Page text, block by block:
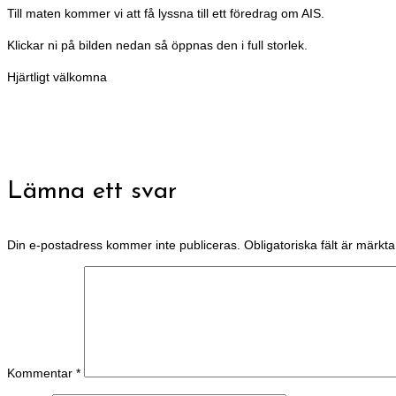
Till maten kommer vi att få lyssna till ett föredrag om AIS.
Klickar ni på bilden nedan så öppnas den i full storlek.
Hjärtligt välkomna
Lämna ett svar
Din e-postadress kommer inte publiceras. Obligatoriska fält är
Kommentar *